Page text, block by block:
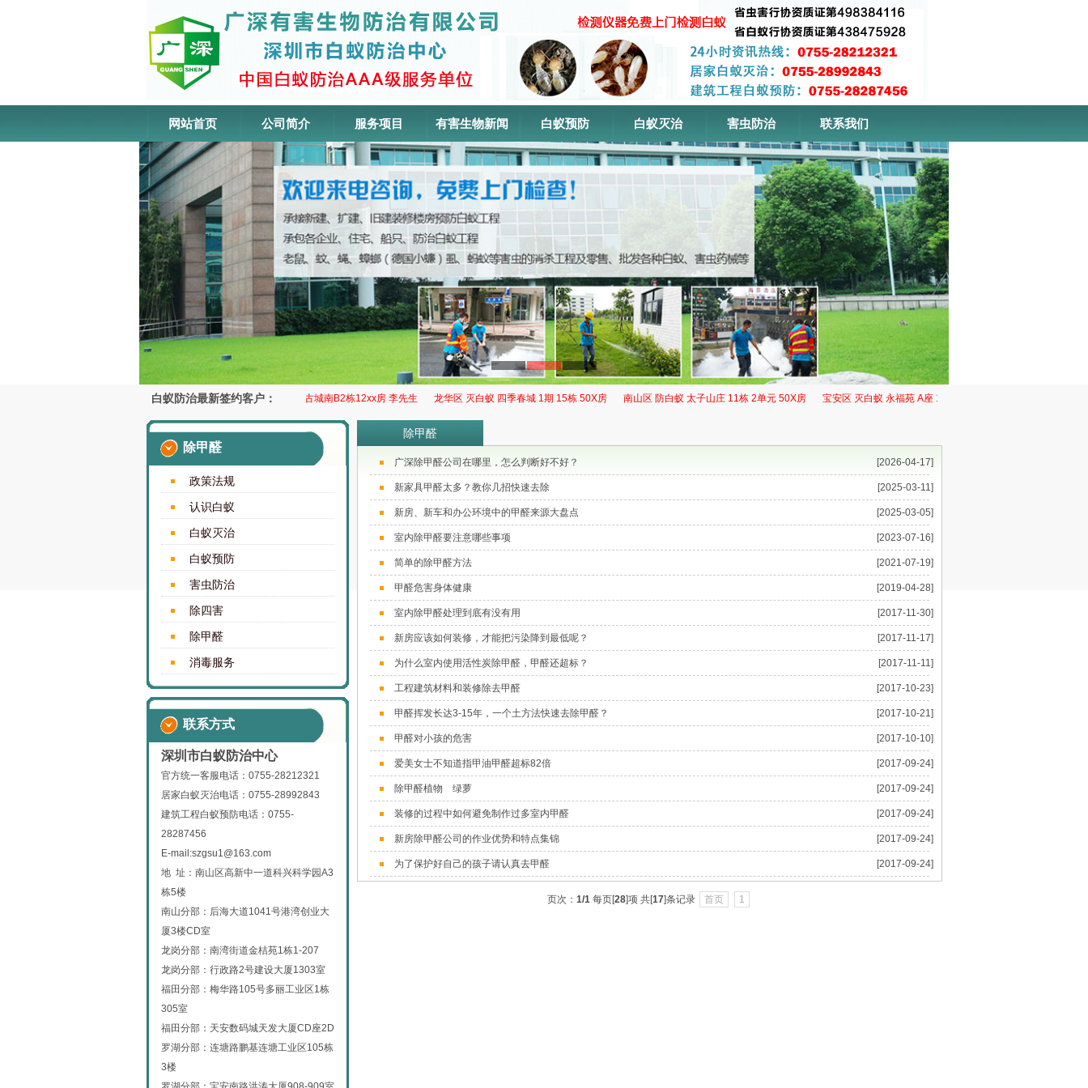
网站首页 公司简介 服务项目 有害生物新闻 白蚁预防 白蚁灭治 害虫防治 联系我们
1 2
白蚁防治最新签约客户：
福田区 防白蚁 益田豪园居2A栋230x房 谢先生 南山区 灭白蚁 太古城南B2栋12xx房 李先生 龙华区 ​灭白蚁 四季春城 1期 15栋 50X房 南山区 防白蚁 太子山庄 11栋 2单元 50X房 宝安区 灭白蚁 永福苑 A座 110X房
除甲醛
政策法规
认识白蚁
白蚁灭治
白蚁预防
害虫防治
除四害
除甲醛
消毒服务
联系方式
深圳市白蚁防治中心
官方统一客服电话：0755-28212321
居家白蚁灭治电话：0755-28992843
建筑工程白蚁预防电话：0755-
28287456
E-mail:szgsu1@163.com
地 址：南山区高新中一道科兴科学园A3
栋5楼
南山分部：后海大道1041号港湾创业大
厦3楼CD室
龙岗分部：南湾街道金桔苑1栋1-207
龙岗分部：行政路2号建设大厦1303室
福田分部：梅华路105号多丽工业区1栋
305室
福田分部：天安数码城天发大厦CD座2D
罗湖分部：连塘路鹏基连塘工业区105栋
3楼
除甲醛
广深除甲醛公司在哪里，怎么判断好不好？ [2026-04-17]
新家具甲醛太多？教你几招快速去除 [2025-03-11]
新房、新车和办公环境中的甲醛来源大盘点 [2025-03-05]
室内除甲醛要注意哪些事项 [2023-07-16]
简单的除甲醛方法 [2021-07-19]
甲醛危害身体健康 [2019-04-28]
室内除甲醛处理到底有没有用 [2017-11-30]
新房应该如何装修，才能把污染降到最低呢？ [2017-11-17]
为什么室内使用活性炭除甲醛，甲醛还超标？ [2017-11-11]
工程建筑材料和装修除去甲醛 [2017-10-23]
甲醛挥发长达3-15年，一个土方法快速去除甲醛？ [2017-10-21]
甲醛对小孩的危害 [2017-10-10]
爱美女士不知道指甲油甲醛超标82倍 [2017-09-24]
除甲醛植物 绿萝 [2017-09-24]
装修的过程中如何避免制作过多室内甲醛 [2017-09-24]
新房除甲醛公司的作业优势和特点集锦 [2017-09-24]
为了保护好自己的孩子请认真去甲醛 [2017-09-24]
页次： 1/1 每页[28]项 共[17]条记录 首页 1